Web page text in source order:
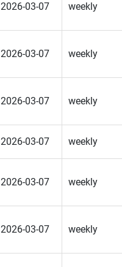
2026-03-07 weekly
2026-03-07 weekly
2026-03-07 weekly
2026-03-07 weekly
2026-03-07 weekly
2026-03-07 weekly